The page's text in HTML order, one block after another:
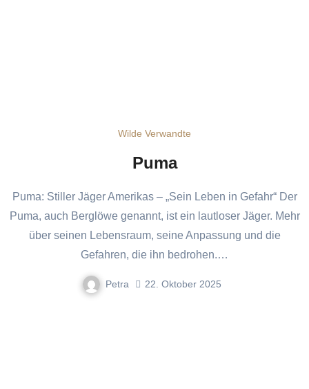
Wilde Verwandte
Puma
Puma: Stiller Jäger Amerikas – „Sein Leben in Gefahr“ Der
Puma, auch Berglöwe genannt, ist ein lautloser Jäger. Mehr
über seinen Lebensraum, seine Anpassung und die
Gefahren, die ihn bedrohen.…
Petra 22. Oktober 2025